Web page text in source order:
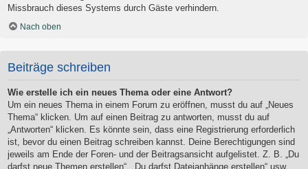
Missbrauch dieses Systems durch Gäste verhindern.
Nach oben
Beiträge schreiben
Wie erstelle ich ein neues Thema oder eine Antwort?
Um ein neues Thema in einem Forum zu eröffnen, musst du auf „Neues
Thema“ klicken. Um auf einen Beitrag zu antworten, musst du auf
„Antworten“ klicken. Es könnte sein, dass eine Registrierung erforderlich
ist, bevor du einen Beitrag schreiben kannst. Deine Berechtigungen sind
jeweils am Ende der Foren- und der Beitragsansicht aufgelistet. Z. B. „Du
darfst neue Themen erstellen“, „Du darfst Dateianhänge erstellen“ usw.